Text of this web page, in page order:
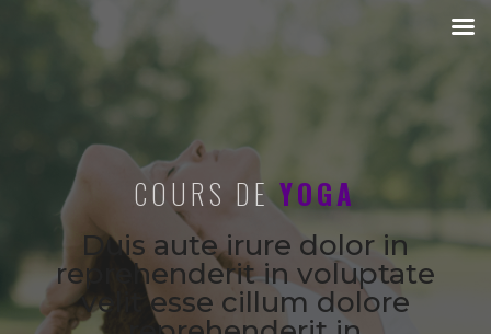
COURS DEYOGA
Duis aute irure dolor in
reprehenderit in voluptate
velit esse cillum dolore